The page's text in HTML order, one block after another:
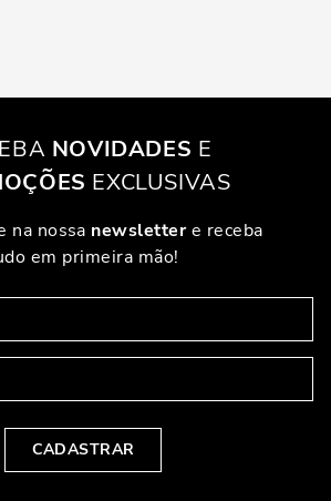
NOVIDADES E
EXCLUSIVAS
na nossa newslettere receba
em primeira mão!
CADASTRAR